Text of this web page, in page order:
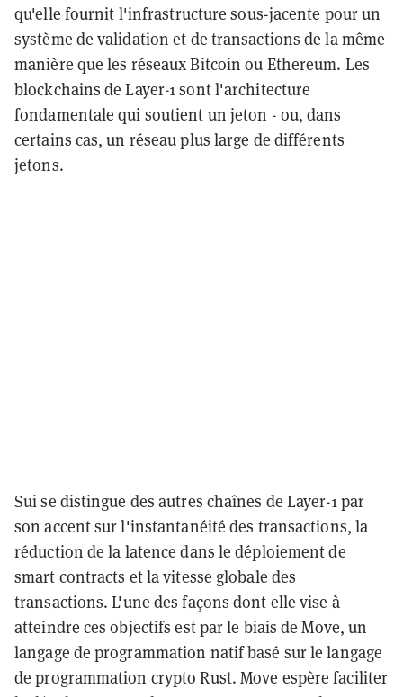
qu'elle fournit l'infrastructure sous-jacente pour un
système de validation et de transactions de la même
manière que les réseaux Bitcoin ou Ethereum. Les
blockchains de Layer-1 sont l'architecture
fondamentale qui soutient un jeton - ou, dans
certains cas, un réseau plus large de différents
jetons.
Sui se distingue des autres chaînes de Layer-1 par
son accent sur l'instantanéité des transactions, la
réduction de la latence dans le déploiement de
smart contracts et la vitesse globale des
transactions. L'une des façons dont elle vise à
atteindre ces objectifs est par le biais de Move, un
langage de programmation natif basé sur le langage
de programmation crypto Rust. Move espère faciliter